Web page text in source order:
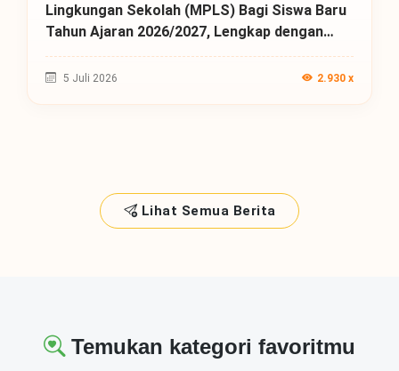
Lingkungan Sekolah (MPLS) Bagi Siswa Baru
Tahun Ajaran 2026/2027, Lengkap dengan
Tata Tertib, Materi, dan Tujuannya
5 Juli 2026 2.930 x
Lihat Semua Berita
Temukan kategori favoritmu